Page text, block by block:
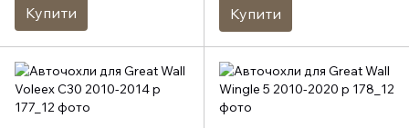
Купити Купити